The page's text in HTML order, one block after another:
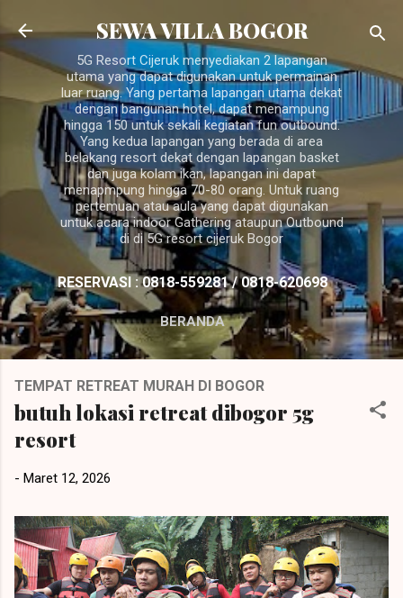
Langsung ke konten utama
SEWA VILLA BOGOR
5G Resort Cijeruk menyediakan 2 lapangan
utama yang dapat digunakan untuk permainan
luar ruang. Yang pertama lapangan utama dekat
dengan bangunan hotel, dapat menampung
hingga 150 untuk sekali kegiatan fun outbound.
Yang kedua lapangan yang berada di area
belakang resort dekat dengan lapangan basket
dan juga kolam ikan, lapangan ini dapat
menapmpung hingga 70-80 orang. Untuk ruang
pertemuan atau aula yang dapat digunakan
untuk acara indoor Gathering ataupun Outbound
di di 5G resort cijeruk Bogor
RESERVASI : 0818-559281 / 0818-620698
BERANDA
TEMPAT RETREAT MURAH DI BOGOR
butuh lokasi retreat dibogor 5g
resort
- Maret 12, 2026